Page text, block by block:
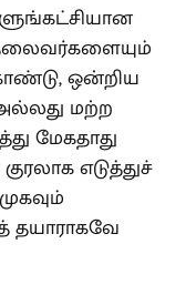
ஒன்றிய
மற்ற
மேகதாது
எடுத்துச்